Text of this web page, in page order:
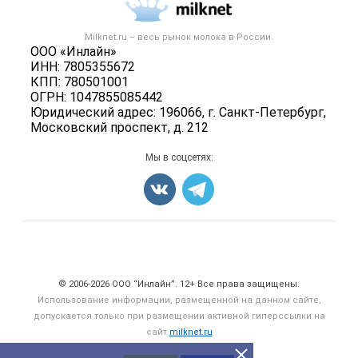
Milknet.ru – весь рынок молока в России.
ООО «Инлайн»
ИНН: 7805355672
КПП: 780501001
ОГРН: 1047855085442
Юридический адрес: 196066, г. Санкт-Петербург,
Московский проспект, д. 212
Контактная информация
Политика обработки персональных данных
Новости рынка
Вторичное сырье
Оборудование
Карта объявлений
Мы в соцсетях:
© 2006‑2026 ООО “Инлайн”. 12+ Все права защищены.
Использование информации, размещенной на данном сайте,
допускается только при размещении активной гиперссылки на
сайт milknet.ru